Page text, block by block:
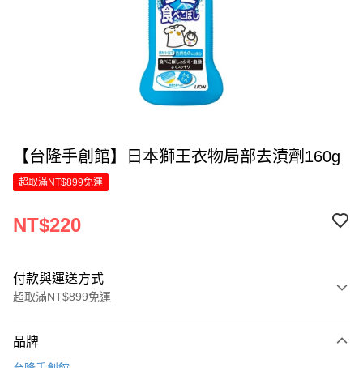
【台隆手創館】日本獅王衣物局部去漬劑160g
超取滿NT$899免運
NT$220
付款與運送方式
超取滿NT$899免運
信用卡一次付款
品牌